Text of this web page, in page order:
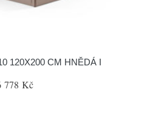
120X200 CM HNĚDÁ I
778 Kč